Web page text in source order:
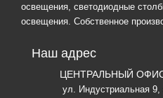
освещения, светодиодные
освещения. Собственное
Наш адрес
ЦЕНТРАЛЬНЫЙ
ул. Индустриальная